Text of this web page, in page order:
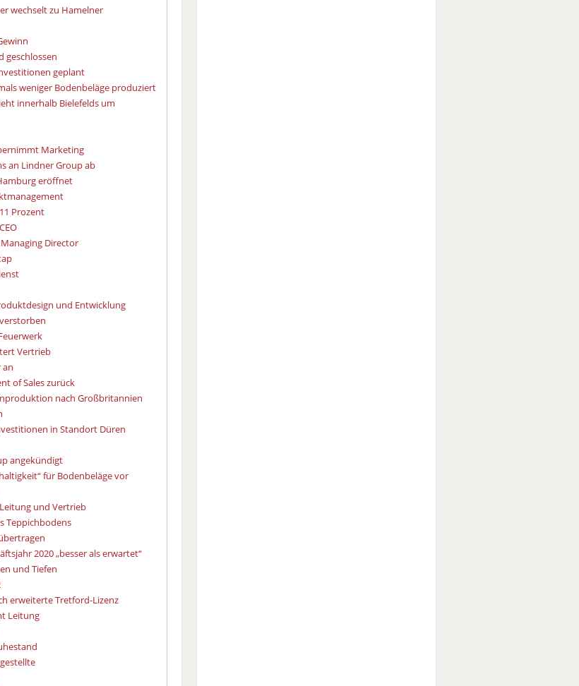
wechselt zu Hamelner
geschlossen
geplant
weniger Bodenbeläge produziert
innerhalb Bielefelds um
Marketing
an Lindner Group ab
eröffnet
Prozent
Director
und Entwicklung
Vertrieb
an
of Sales zurück
nach Großbritannien
in Standort Düren
angekündigt
für Bodenbeläge vor
und Vertrieb
Teppichbodens
2020 „besser als erwartet“
und Tiefen
erweiterte Tretford-Lizenz
Leitung